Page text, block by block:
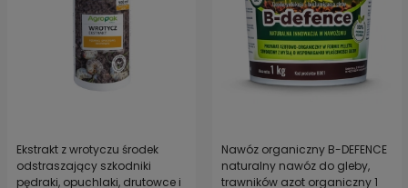
Ekstrakt z wrotyczu środek
odstraszający szkodniki
pędraki, opuchlaki, drutowce i
Nawóz organiczny B-DEFENCE
naturalny nawóz do gleby,
trawników azot organiczny 1